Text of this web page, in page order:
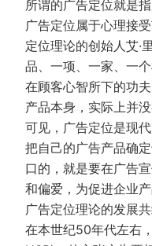
所谓的广告定位就是
广告定位属于心理接受
定位理论的创始人艾·
品、一项、一家、一
在顾客心智所下的功
产品本身，实际上并
可见，广告定位是现
把自己的广告产品确
口的，就是要在广告
和偏爱，为促进企业产
广告定位理论的发展
在本世纪50年代左右